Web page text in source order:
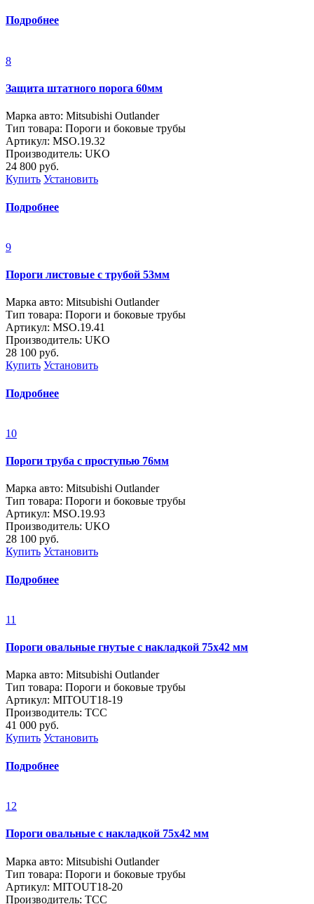
Подробнее
8
Защита штатного порога 60мм
Марка авто: Mitsubishi Outlander
Тип товара: Пороги и боковые трубы
Артикул: МSО.19.32
Производитель: UKO
24 800 руб.
Купить Установить
Подробнее
9
Пороги листовые с трубой 53мм
Марка авто: Mitsubishi Outlander
Тип товара: Пороги и боковые трубы
Артикул: МSО.19.41
Производитель: UKO
28 100 руб.
Купить Установить
Подробнее
10
Пороги труба с проступью 76мм
Марка авто: Mitsubishi Outlander
Тип товара: Пороги и боковые трубы
Артикул: МSО.19.93
Производитель: UKO
28 100 руб.
Купить Установить
Подробнее
11
Пороги овальные гнутые с накладкой 75х42 мм
Марка авто: Mitsubishi Outlander
Тип товара: Пороги и боковые трубы
Артикул: MITOUT18-19
Производитель: ТСС
41 000 руб.
Купить Установить
Подробнее
12
Пороги овальные с накладкой 75х42 мм
Марка авто: Mitsubishi Outlander
Тип товара: Пороги и боковые трубы
Артикул: MITOUT18-20
Производитель: ТСС